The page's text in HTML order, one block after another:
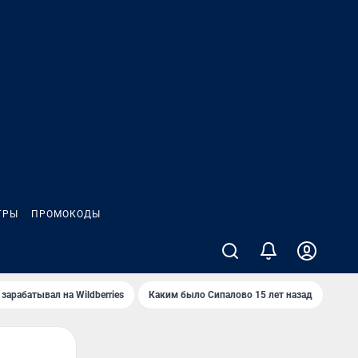
ПРОМОКОДЫ
на Wildberries Каким было Сипалово 15 лет назад